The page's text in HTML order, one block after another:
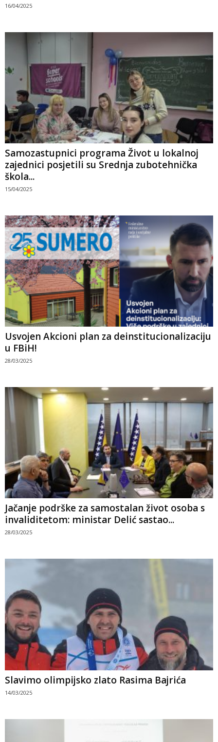
16/04/2025
Samozastupnici programa Život u lokalnoj
zajednici posjetili su Srednja zubotehnička
škola...
15/04/2025
Usvojen Akcioni plan za deinstitucionalizaciju
u FBiH!
28/03/2025
Jačanje podrške za samostalan život osoba s
invaliditetom: ministar Delić sastao...
28/03/2025
Slavimo olimpijsko zlato Rasima Bajrića
14/03/2025